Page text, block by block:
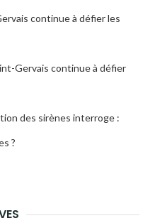
continue à défier les
Gervais continue à défier
des sirènes interroge :
?